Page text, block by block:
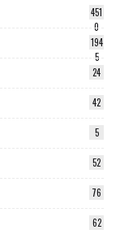
451
0
194
5
24
42
5
52
76
62